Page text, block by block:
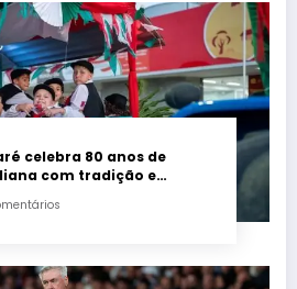
celebra 80 anos de
com tradição e
– Em Dia ES